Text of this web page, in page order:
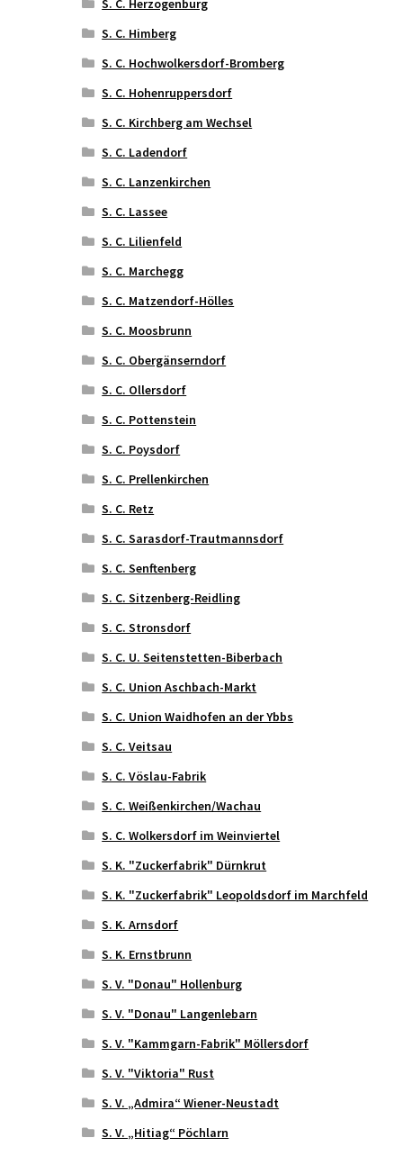
S. C. Herzogenburg
S. C. Himberg
S. C. Hochwolkersdorf-Bromberg
S. C. Hohenruppersdorf
S. C. Kirchberg am Wechsel
S. C. Ladendorf
S. C. Lanzenkirchen
S. C. Lassee
S. C. Lilienfeld
S. C. Marchegg
S. C. Matzendorf-Hölles
S. C. Moosbrunn
S. C. Obergänserndorf
S. C. Ollersdorf
S. C. Pottenstein
S. C. Poysdorf
S. C. Prellenkirchen
S. C. Retz
S. C. Sarasdorf-Trautmannsdorf
S. C. Senftenberg
S. C. Sitzenberg-Reidling
S. C. Stronsdorf
S. C. U. Seitenstetten-Biberbach
S. C. Union Aschbach-Markt
S. C. Union Waidhofen an der Ybbs
S. C. Veitsau
S. C. Vöslau-Fabrik
S. C. Weißenkirchen/Wachau
S. C. Wolkersdorf im Weinviertel
S. K. "Zuckerfabrik" Dürnkrut
S. K. "Zuckerfabrik" Leopoldsdorf im Marchfeld
S. K. Arnsdorf
S. K. Ernstbrunn
S. V. "Donau" Hollenburg
S. V. "Donau" Langenlebarn
S. V. "Kammgarn-Fabrik" Möllersdorf
S. V. "Viktoria" Rust
S. V. „Admira“ Wiener-Neustadt
S. V. „Hitiag“ Pöchlarn